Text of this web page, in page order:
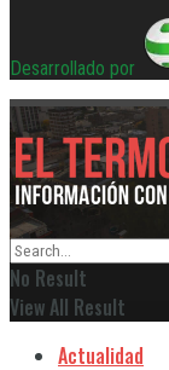
Desarrollado por
No Result
View All Result
Actualidad